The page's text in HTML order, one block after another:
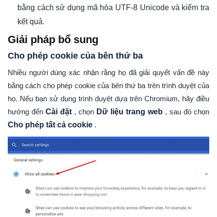
bằng cách sử dụng mã hóa UTF-8 Unicode và kiểm tra
kết quả.
Giải pháp bổ sung
Cho phép cookie của bên thứ ba
Nhiều người dùng xác nhận rằng họ đã giải quyết vấn đề này
bằng cách cho phép cookie của bên thứ ba trên trình duyệt của
họ. Nếu bạn sử dụng trình duyệt dựa trên Chromium, hãy điều
hướng đến Cài đặt , chọn Dữ liệu trang web , sau đó chọn
Cho phép tất cả cookie .